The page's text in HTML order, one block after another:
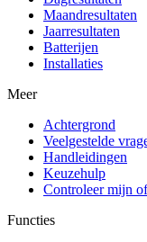
Maandresultaten
Jaarresultaten
Batterijen
Installaties
Meer
Achtergrond
Veelgestelde
Handleidingen
Keuzehulp
Controleer mijn
Functies